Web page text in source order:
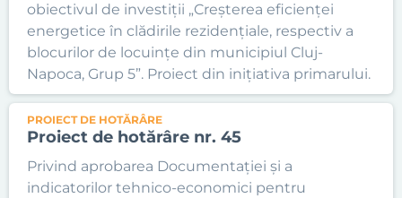
obiectivul de investiții „Creșterea eficienței
energetice în clădirile rezidențiale, respectiv a
blocurilor de locuințe din municipiul Cluj-
Napoca, Grup 5”. Proiect din inițiativa primarului.
PROIECT DE HOTĂRÂRE
Proiect de hotărâre nr. 45
Privind aprobarea Documentației și a
indicatorilor tehnico-economici pentru